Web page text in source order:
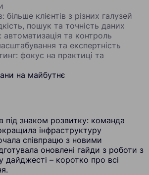
більше клієнтів з різних галузей
пошук та точність даних
автоматизація та контроль
та експертність
фокус на практиці та
на майбутнє
знаком розвитку: команда
інфраструктуру
співпрацю з новими
оновлені гайди з роботи з
дайджесті – коротко про всі